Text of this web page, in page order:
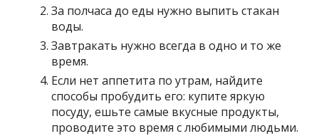
За полчаса до еды нужно выпить стакан
воды.
Завтракать нужно всегда в одно и то же
время.
Если нет аппетита по утрам, найдите
способы пробудить его: купите яркую
посуду, ешьте самые вкусные продукты,
проводите это время с любимыми людьми.